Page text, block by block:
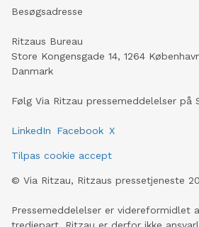
Besøgsadresse
Ritzaus Bureau
Store Kongensgade 14, 1264
Danmark
Følg Via Ritzau pressemeddelelser på
LinkedIn Facebook X
Tilpas cookie accept
© Via Ritzau, Ritzaus pressetjeneste
Pressemeddelelser er videreformidlet